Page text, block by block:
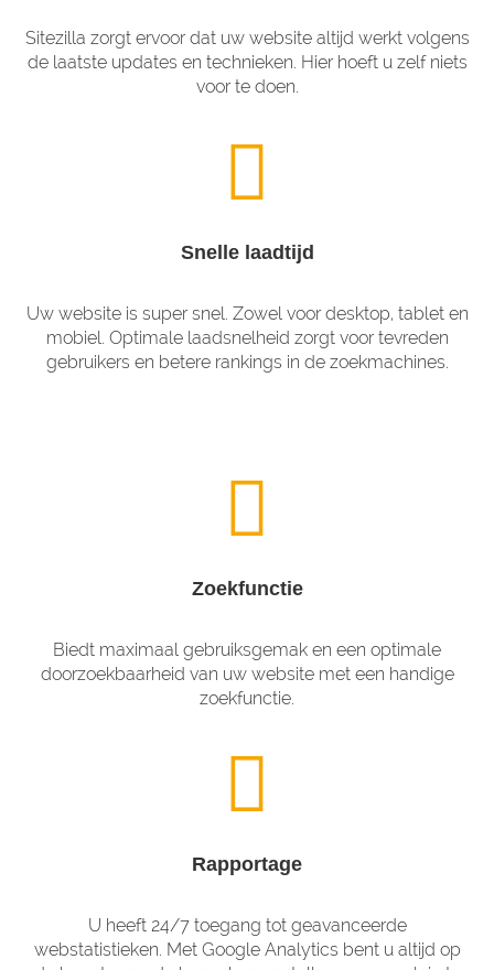
Sitezilla zorgt ervoor dat uw website altijd werkt volgens
de laatste updates en technieken. Hier hoeft u zelf niets
voor te doen.
Snelle laadtijd
Uw website is super snel. Zowel voor desktop, tablet en
mobiel. Optimale laadsnelheid zorgt voor tevreden
gebruikers en betere rankings in de zoekmachines.
Zoekfunctie
Biedt maximaal gebruiksgemak en een optimale
doorzoekbaarheid van uw website met een handige
zoekfunctie.
Rapportage
U heeft 24/7 toegang tot geavanceerde
webstatistieken. Met Google Analytics bent u altijd op